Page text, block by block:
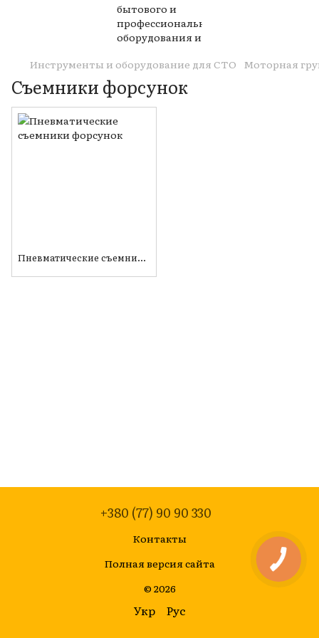
Инструменты и оборудование для СТО Моторная
Съемники форсунок
Пневматические съемники форсунок
+380 (77) 90 90 330
Контакты
Полная версия сайта
© 2026
Укр Рус